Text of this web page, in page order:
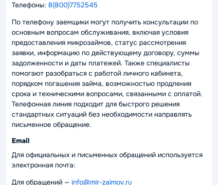
Телефоны: 8(800)7752545
По телефону заемщики могут получить консультации по
основным вопросам обслуживания, включая условия
предоставления микрозаймов, статус рассмотрения
заявки, информацию по действующему договору, суммы
задолженности и даты платежей. Также специалисты
помогают разобраться с работой личного кабинета,
порядком погашения займа, возможностью продления
срока и техническими вопросами, связанными с оплатой.
Телефонная линия подходит для быстрого решения
стандартных ситуаций без необходимости направлять
письменное обращение.
Email
Для официальных и письменных обращений используется
электронная почта:
Для обращений — info@mir-zaimov.ru